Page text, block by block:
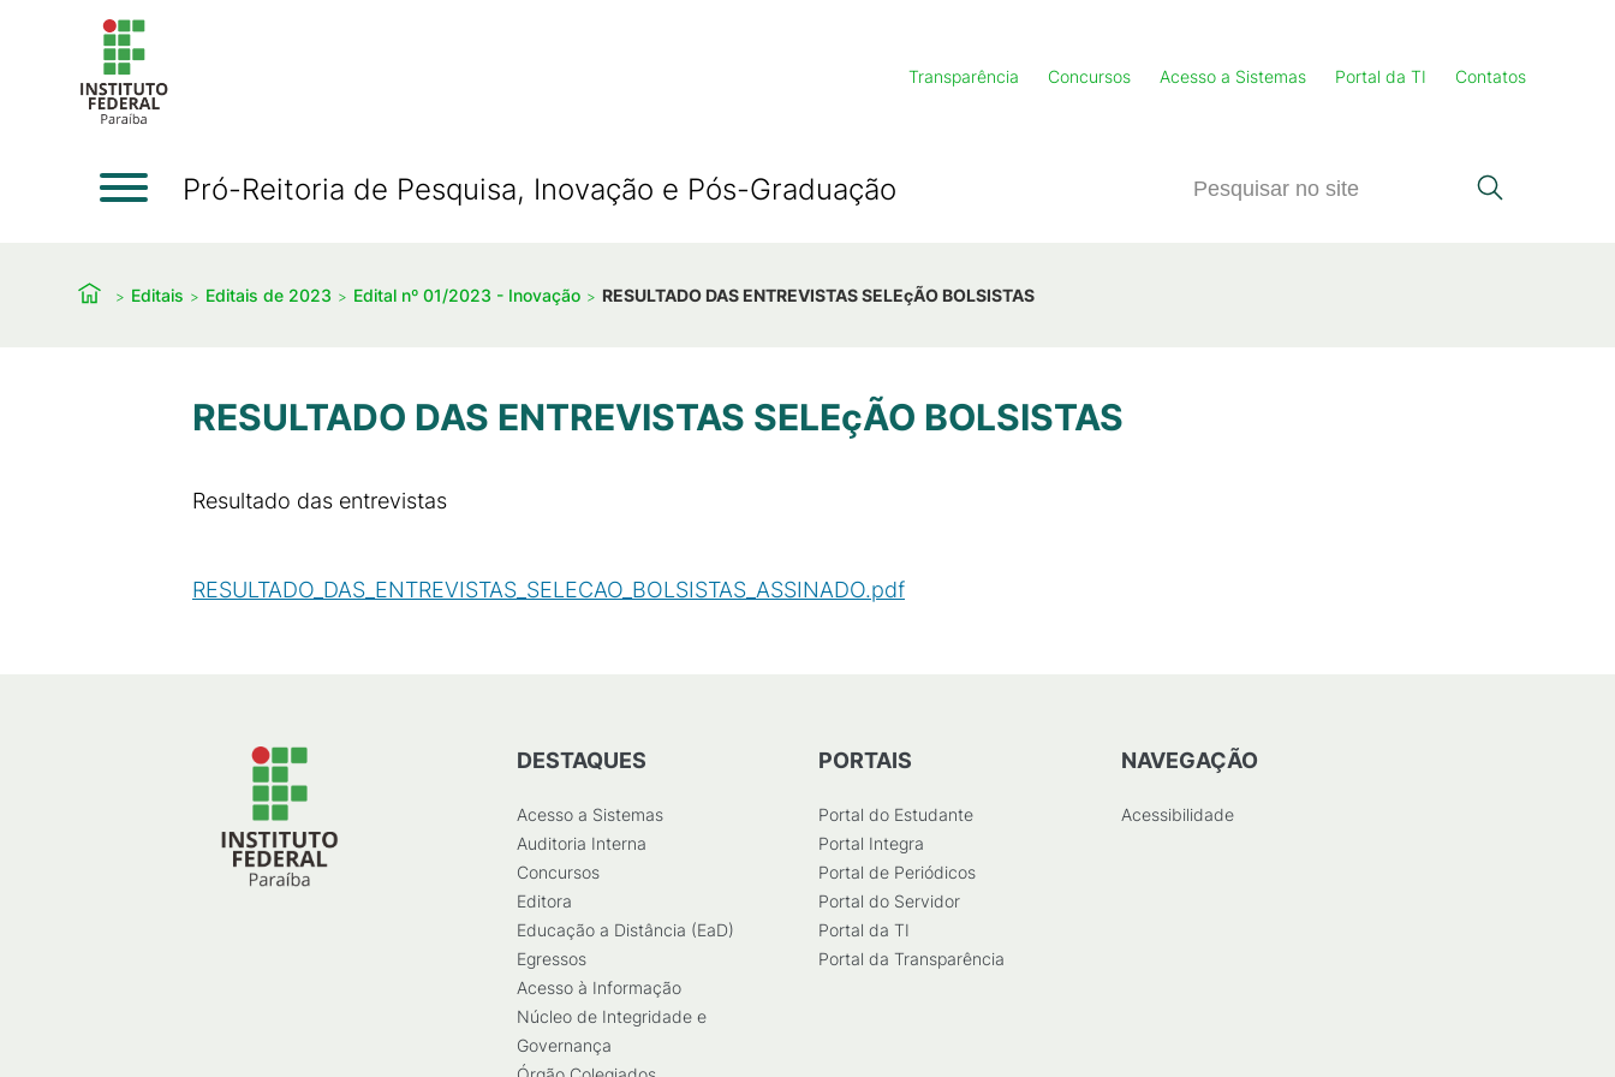
Transparência Concursos Acesso a Sistemas Portal da TI Contatos
Pró-Reitoria de Pesquisa, Inovação e Pós-Graduação
Editais Editais de 2023 Edital nº 01/2023 - Inovação RESULTADO DAS ENTREVISTAS SELEçÃO BOLSISTAS
RESULTADO DAS ENTREVISTAS SELEçÃO BOLSISTAS
Resultado das entrevistas
RESULTADO_DAS_ENTREVISTAS_SELECAO_BOLSISTAS_ASSINADO.pdf
DESTAQUES
Acesso a Sistemas
Auditoria Interna
Concursos
Editora
Educação a Distância (EaD)
Egressos
Acesso à Informação
Núcleo de Integridade e
Governança
PORTAIS
Portal do Estudante
Portal Integra
Portal de Periódicos
Portal do Servidor
Portal da TI
Portal da Transparência
NAVEGAÇÃO
Acessibilidade